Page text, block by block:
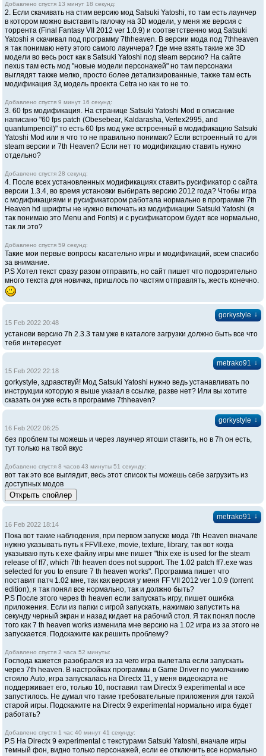
Добавлено спустя 13 минут 18 секунд:
2. Если скачивать на стим версию мод Satsuki Yatoshi, то там есть лаунчер
в котором можно выставить галочку на 3D модели, у меня же версия с
торрента (Final Fantasy VII 2012 ver 1.0.9) и соответственно мод Satsuki
Yatoshi я скачивал под программу 7thheaven. В версии мода под 7thheaven
я так понимаю нету этого самого лаунчера? Где мне взять такие же 3D
модели во весь рост как в Satsuki Yatoshi под steam версию? На сайте
nexus там есть мод "новые модели персонажей" но там персонажи
выглядят также мелко, просто более детализированные, также там есть
модификация 3д модель проекта Cetra но как то не то.
Добавлено спустя 9 минут 16 секунд:
3. 60 fps модификация. На странице Satsuki Yatoshi Mod в описание
написано "60 fps patch (Obesebear, Kaldarasha, Vertex2995, and
quantumpencil)" то есть 60 fps мод уже встроенный в модификацию Satsuki
Yatoshi Mod или я что то не правильно понимаю? Если встроенный то для
steam версии и 7th Heaven? Если нет то модификацию ставить нужно
отдельно?
Добавлено спустя 28 секунд:
4. После всех установленных модификациях ставить русификатор с сайта
версии 1.3.4, во время установки выбирать версию 2012 года? Чтобы игра
с модификациями и русификатором работала нормально в программе 7th
Heaven hd шрифты не нужно включать из модификации Satsuki Yatoshi (я
так понимаю это Menu and Fonts) и с русификатором будет все нормально,
так ли это?
Добавлено спустя 59 секунд:
Такие мои первые вопросы касательно игры и модификаций, всем спасибо
за внимание.
P.S Хотел текст сразу разом отправить, но сайт пишет что подозрительно
много текста для новичка, пришлось по частям отправлять, жесть конечно.
gorkystyle ↓
15 Feb 2022 20:48
установи версию 7h 2.3.3 там уже в каталоге загрузки должно быть все что
тебя интересует
metrako91 ↓
15 Feb 2022 22:18
gorkystyle, здравствуй! Мод Satsuki Yatoshi нужно ведь устанавливать по
инструкции которую я выше указал в ссылке, разве нет? Или вы хотите
сказать он уже есть в программе 7thheaven?
gorkystyle ↓
16 Feb 2022 06:25
без проблем ты можешь и через лаунчер ятоши ставить, но в 7h он есть,
тут только на твой вкус
Добавлено спустя 8 часов 43 минуты 51 секунду:
вот так это все выглядит, весь этот список ты можешь себе загрузить из
доступных модов
metrako91 ↓
16 Feb 2022 18:14
Пока вот такие наблюдения, при первом запуске мода 7th Heaven вначале
нужно указывать путь к FFVII.exe, movie, texture, library, так вот когда
указываю путь к exe файлу игры мне пишет "thix exe is used for the steam
release of ff7, which 7th heaven does not support. The 1.02 patch ff7.exe was
selected for you to ensure 7 th heaven works". Программа пишет что
поставит патч 1.02 мне, так как версия у меня FF VII 2012 ver 1.0.9 (torrent
edition), я так понял все нормально, так и должно быть?
P.S После этого через th heaven если запускать игру, пишет ошибка
приложения. Если из папки с игрой запускать, нажимаю запустить на
секунду черный экран и назад кидает на рабочий стол. Я так понял после
того как 7 th heaven works изменила мне версию на 1.02 игра из за этого не
запускается. Подскажите как решить проблему?
Добавлено спустя 2 часа 52 минуты:
Господа кажется разобрался из за чего игра вылетала если запускать
через 7th heaven. В настройках программы в Game Driver по умолчанию
стояло Auto, игра запускалась на Directx 11, у меня видеокарта не
поддерживает его, только 10, поставил там Directx 9 experimental и все
запустилось. Не думал что такие требовательные приложения для такой
старой игры. Подскажите на Directx 9 experimental нормально игра будет
работать?
Добавлено спустя 1 час 40 минут 41 секунду:
P.S На Directx 9 experimental с текстурами Satsuki Yatoshi, вначале игры
темный фон, видно только персонажей, если ее отключить все нормально